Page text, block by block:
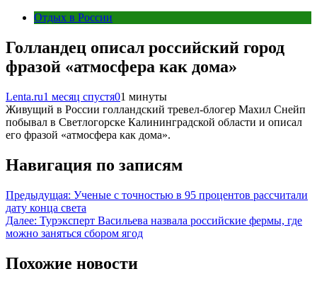
Отдых в России
Голландец описал российский город
фразой «атмосфера как дома»
Lenta.ru1 месяц спустя01 минуты
Живущий в России голландский тревел-блогер Махил Снейп
побывал в Светлогорске Калининградской области и описал
его фразой «атмосфера как дома».
Навигация по записям
Предыдущая: Ученые с точностью в 95 процентов рассчитали
дату конца света
Далее: Турэксперт Васильева назвала российские фермы, где
можно заняться сбором ягод
Похожие новости